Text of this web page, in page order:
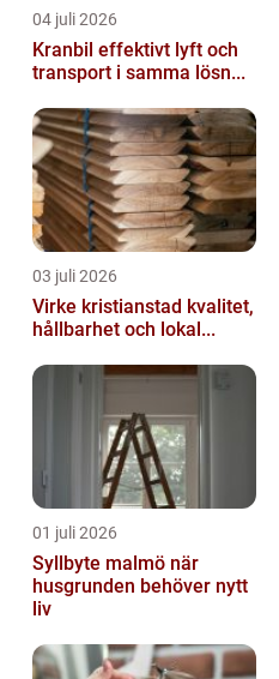
04 juli 2026
Kranbil effektivt lyft och
transport i samma lösn...
03 juli 2026
Virke kristianstad kvalitet,
hållbarhet och lokal...
01 juli 2026
Syllbyte malmö när
husgrunden behöver nytt
liv